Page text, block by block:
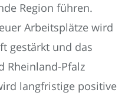
Region führen.
Arbeitsplätze wird
gestärkt und das
Rheinland-Pfalz
langfristige positive